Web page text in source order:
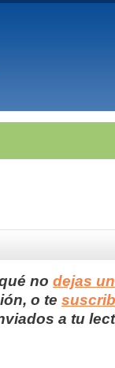
no dejas
o te
a tu